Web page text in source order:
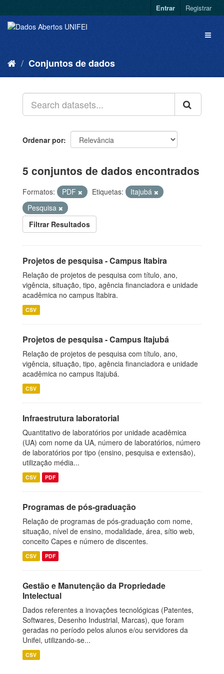
Entrar Registrar
Conjuntos de dados
Ordenar por
5 conjuntos de dados encontrados
Formatos: PDF Etiquetas:
Itajubá
Pesquisa
Filtrar Resultados
Projetos de pesquisa - Campus Itabira
Relação de projetos de pesquisa com título, ano,
vigência, situação, tipo, agência financiadora e unidade
acadêmica no campus Itabira.
CSV
Projetos de pesquisa - Campus Itajubá
Relação de projetos de pesquisa com título, ano,
vigência, situação, tipo, agência financiadora e unidade
acadêmica no campus Itajubá.
CSV
Infraestrutura laboratorial
Quantitativo de laboratórios por unidade acadêmica
(UA) com nome da UA, número de laboratórios, número
de laboratórios por tipo (ensino, pesquisa e extensão),
utilização média...
CSV PDF
Programas de pós-graduação
Relação de programas de pós-graduação com nome,
situação, nível de ensino, modalidade, área, sítio web,
conceito Capes e número de discentes.
CSV PDF
Gestão e Manutenção da Propriedade
Intelectual
Dados referentes a inovações tecnológicas (Patentes,
Softwares, Desenho Industrial, Marcas), que foram
geradas no período pelos alunos e/ou servidores da
Unifei, utilizando-se...
CSV